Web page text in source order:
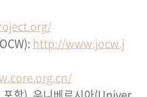
http://www.jocw.j